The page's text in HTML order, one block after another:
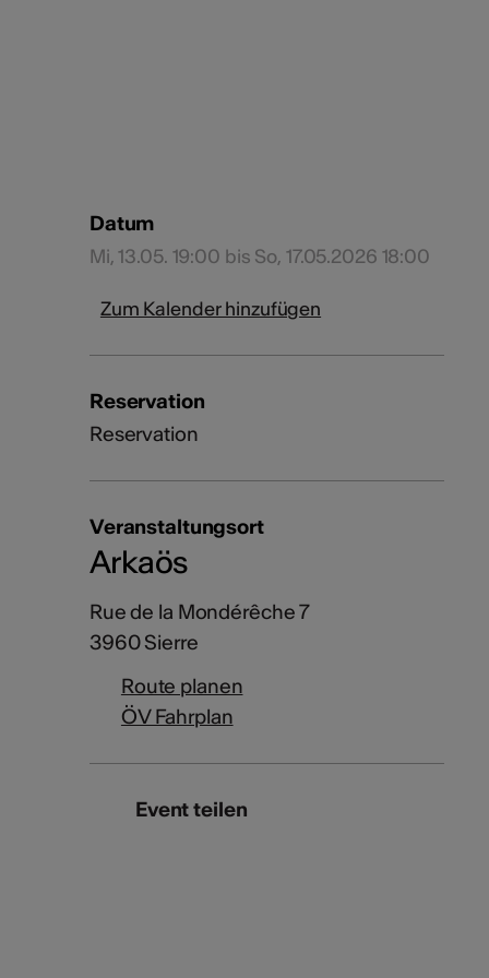
Datum
Mi, 13.05. 19:00 bis So, 17.05.2026 18:00
Zum Kalender hinzufügen
Reservation
Reservation
Veranstaltungsort
Arkaös
Rue de la Mondérêche 7
3960 Sierre
Route planen
ÖV Fahrplan
Event teilen